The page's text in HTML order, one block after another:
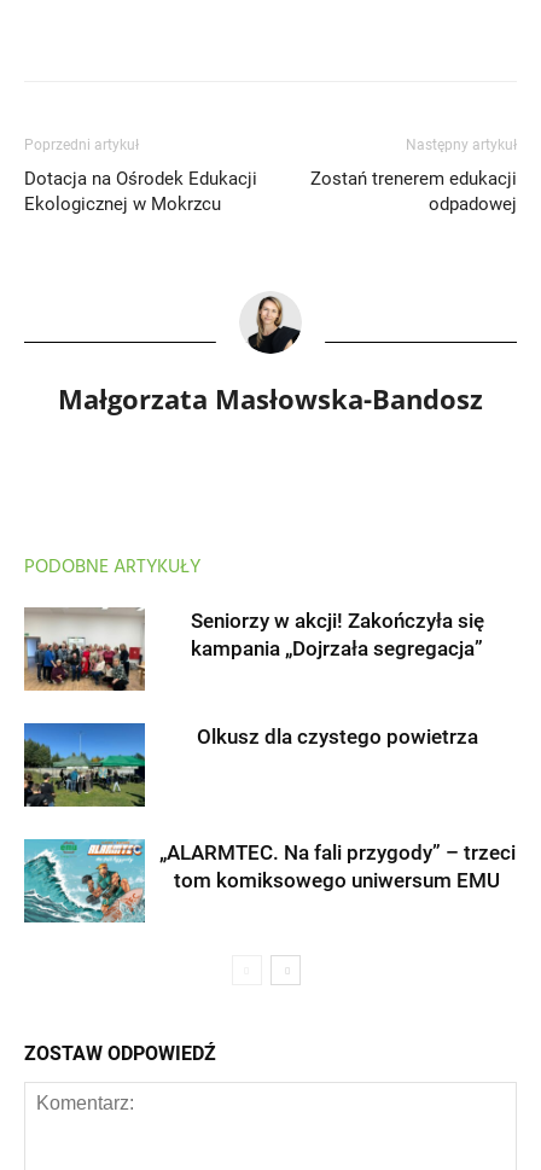
Poprzedni artykuł
Dotacja na Ośrodek Edukacji
Ekologicznej w Mokrzcu
Następny artykuł
Zostań trenerem edukacji
odpadowej
Małgorzata Masłowska-Bandosz
PODOBNE ARTYKUŁY
Seniorzy w akcji! Zakończyła się
kampania „Dojrzała segregacja”
Olkusz dla czystego powietrza
„ALARMTEC. Na fali przygody” – trzeci
tom komiksowego uniwersum EMU
ZOSTAW ODPOWIEDŹ